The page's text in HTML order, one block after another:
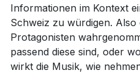
Informationen im Kontext
Schweiz zu würdigen. Also
Protagonisten
passend diese sind, oder
wirkt die Musik, wie